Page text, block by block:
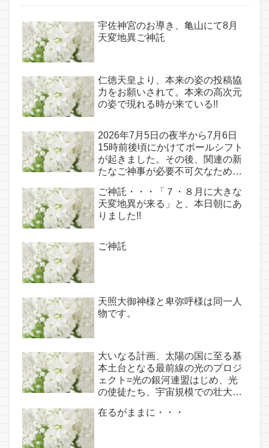
宇佐神宮のお導き、亀山にて8月
天変地異ご神託
仁徳天皇より、本来の姿の投稿協
力をお願いされて。本来の高次元
の姿で現れる時が来ている!!
2026年7月5日の夜半から7月6日
15時前後頃にかけてポールシフト
が起きました。その後、関連の新
たなご神事が必要不可欠なため、
点であり古代太陽信仰の中心点で
もある伊弉諾宮、他3ヵ所へのご
神託あり！！
ご神託・・・「７・８月に大きな
天変地異が来る」と、本日朝にあ
りました!!
ご神託
天照大御神様と卑弥呼様は同一人
物です。
大いなる計画、太陽の国に至る基
本土台となる最前線の光のプロジ
ェクト=光の銀河連盟はじめ、光
の使徒たち、宇宙規模での壮大な
(6/26・28追記あり）
在るがままに・・・